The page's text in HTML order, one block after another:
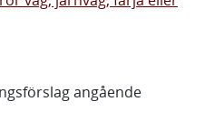
angående